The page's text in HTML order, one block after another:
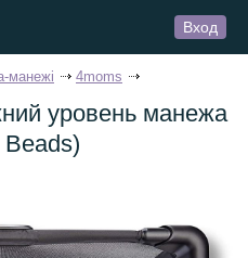
Вход
манежі 4moms
уровень манежа